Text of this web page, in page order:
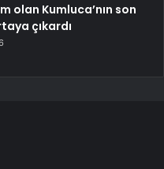
olan Kumluca’nın son
çıkardı